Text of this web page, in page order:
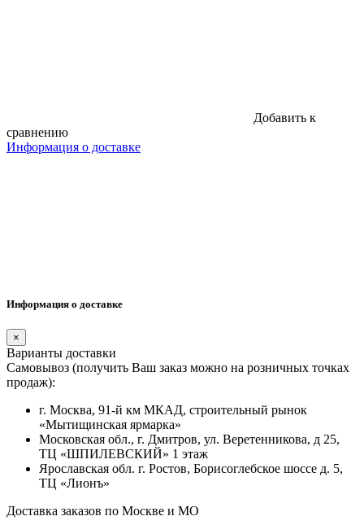
Добавить к
сравнению
Информация о доставке
Информация о доставке
×
Варианты доставки
Самовывоз (получить Ваш заказ можно на розничных точках
продаж):
г. Москва, 91-й км МКАД, строительный рынок
«Мытищинская ярмарка»
Московская обл., г. Дмитров, ул. Веретенникова, д 25,
ТЦ «ШПИЛЕВСКИЙ» 1 этаж
Ярославская обл. г. Ростов, Борисоглебское шоссе д. 5,
ТЦ «Лионъ»
Доставка заказов по Москве и МО